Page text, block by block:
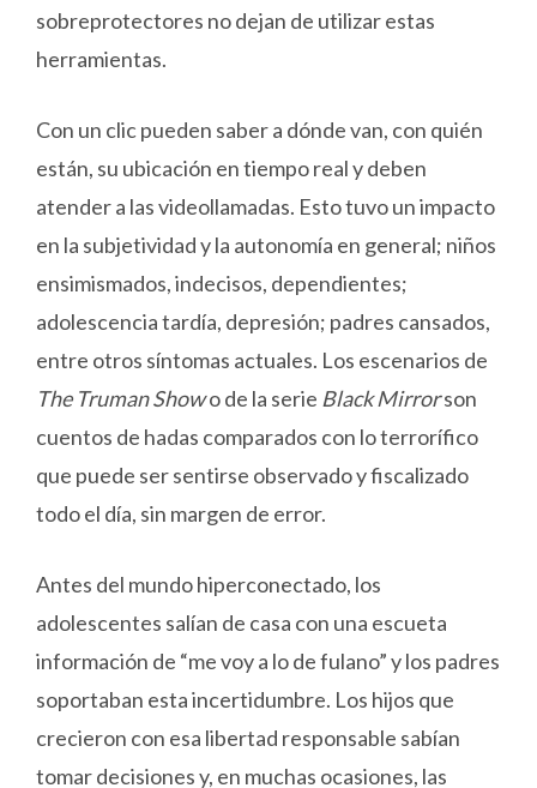
sobreprotectores no dejan de utilizar estas
herramientas.
Con un clic pueden saber a dónde van, con quién
están, su ubicación en tiempo real y deben
atender a las videollamadas. Esto tuvo un impacto
en la subjetividad y la autonomía en general; niños
ensimismados, indecisos, dependientes;
adolescencia tardía, depresión; padres cansados,
entre otros síntomas actuales. Los escenarios de
The Truman Showo de la serie Black Mirrorson
cuentos de hadas comparados con lo terrorífico
que puede ser sentirse observado y fiscalizado
todo el día, sin margen de error.
Antes del mundo hiperconectado, los
adolescentes salían de casa con una escueta
información de “me voy a lo de fulano” y los padres
soportaban esta incertidumbre. Los hijos que
crecieron con esa libertad responsable sabían
tomar decisiones y, en muchas ocasiones, las